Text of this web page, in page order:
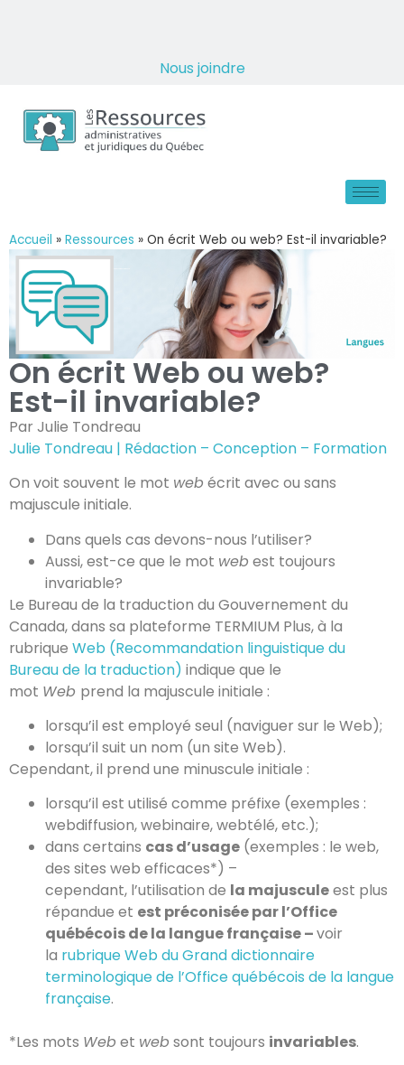
Nous joindre
Accueil » Ressources » On écrit Web ou web? Est-il invariable?
On écrit Web ou web?
Est-il invariable?
Par Julie Tondreau
Julie Tondreau | Rédaction – Conception – Formation
On voit souvent le mot web écrit avec ou sans
majuscule initiale.
Dans quels cas devons-nous l’utiliser?
Aussi, est-ce que le mot web est toujours
invariable?
Le Bureau de la traduction du Gouvernement du
Canada, dans sa plateforme TERMIUM Plus, à la
rubrique Web (Recommandation linguistique du
Bureau de la traduction) indique que le
mot Web prend la majuscule initiale :
lorsqu’il est employé seul (naviguer sur le Web);
lorsqu’il suit un nom (un site Web).
Cependant, il prend une minuscule initiale :
lorsqu’il est utilisé comme préfixe (exemples :
webdiffusion, webinaire, webtélé, etc.);
dans certains cas d’usage (exemples : le web,
des sites web efficaces*) –
cependant, l’utilisation de la majusculeest plus
répandue et est préconisée par l’Office
québécois de la langue française –voir
la rubrique Web du Grand dictionnaire
terminologique de l’Office québécois de la langue
française.
*Les mots Web et web sont toujours invariables.